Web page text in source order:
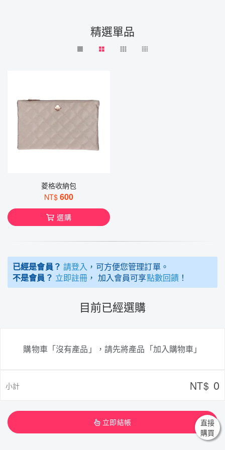
精選單品
菱格收納包
NT$ 600
選購
已經是會員？ 請登入 ，可方便您管理訂單。
不是會員？ 立即註冊 ， 加入會員可享點數回饋！
目前已經選購
購物車「沒有產品」，請先將產品「加入購物車」
小計 NT$ 0
立即結帳
直接
購買